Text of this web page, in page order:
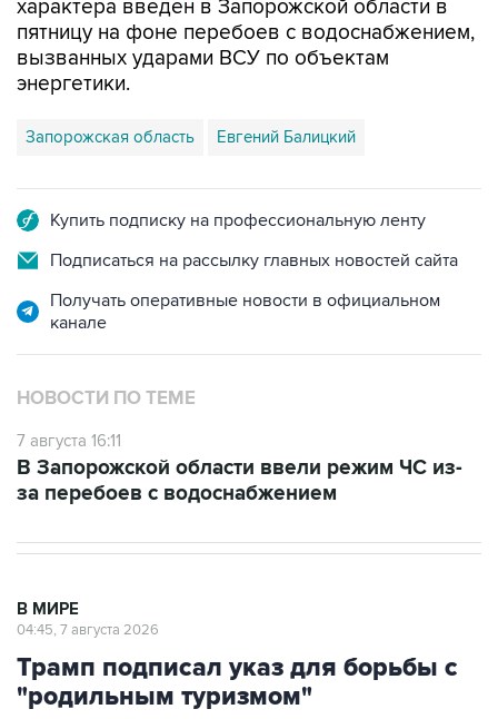
характера введен в Запорожской области в
пятницу на фоне перебоев с водоснабжением,
вызванных ударами ВСУ по объектам
энергетики.
Запорожская область Евгений Балицкий
Купить подписку на профессиональную ленту
Подписаться на рассылку главных новостей сайта
Получать оперативные новости в официальном
канале
НОВОСТИ ПО ТЕМЕ
7 августа 16:11
В Запорожской области ввели режим ЧС из-
за перебоев с водоснабжением
В МИРЕ
04:45, 7 августа 2026
Трамп подписал указ для борьбы с
"родильным туризмом"